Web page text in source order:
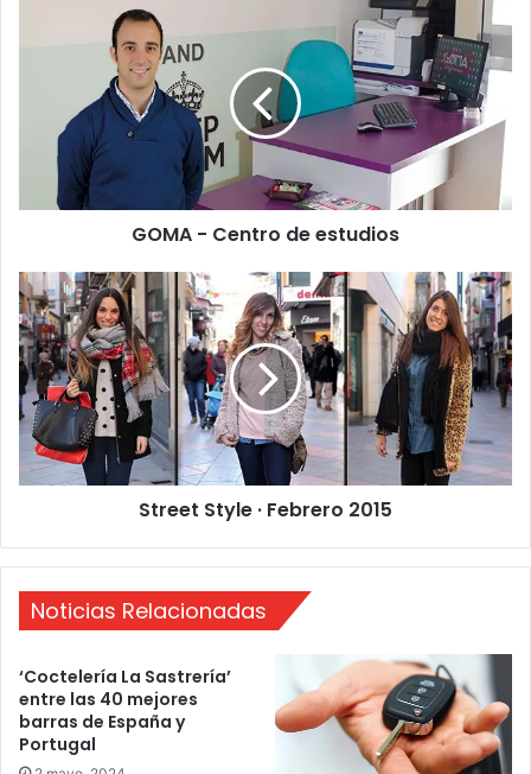
t
d
e
e
s
u
d
o
GOMA - Centro de estudios
S
t
r
e
e
t
S
y
b
e
r
o
2
Street Style · Febrero 2015
Noticias Relacionadas
‘Coctelería La Sastrería’
entre las 40 mejores
barras de España y
Portugal